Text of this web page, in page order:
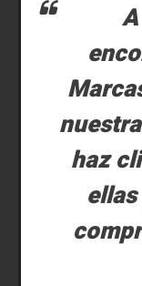
nuestra
haz